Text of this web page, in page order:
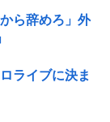
ら辞めろ」外
ライブに決ま